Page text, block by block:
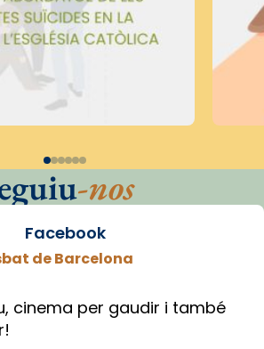
-nos
Facebook
de Barcelona
cinema per gaudir i també